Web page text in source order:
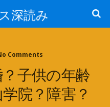
深読み
Comments
子供の年齢
院？障害？